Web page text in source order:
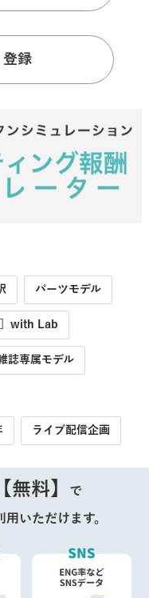
登録
パーツモデル
］with Lab
誌専属モデル
ライブ配信企画
無料】 で
用いただけます。